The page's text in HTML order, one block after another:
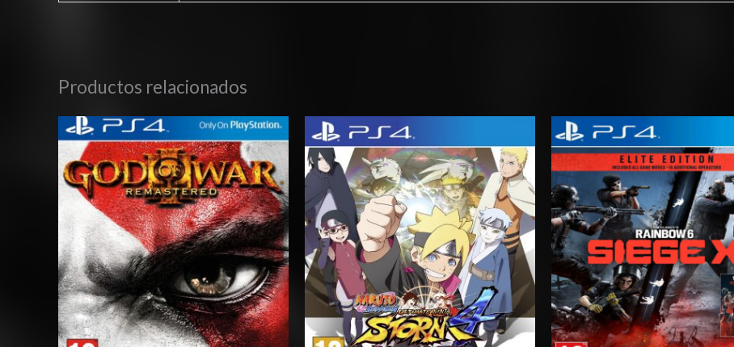
Productos relacionados
Rango
de
precios:
desde
$3.00
hasta
$6.00
Rango
de
precios:
desde
$24.03
hasta
$35.03
de
precios:
desde
hasta
$10.03